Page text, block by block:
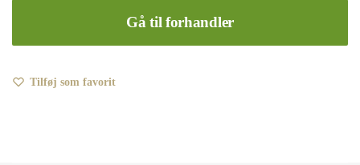
Gå til forhandler
Tilføj som favorit